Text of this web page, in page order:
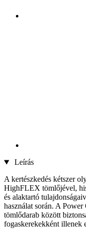
Leírás
A kertészkedés kétszer
HighFLEX tömlőjével,
és alaktartó
használat során. A
tömlődarab között
fogaskerekekként illenek